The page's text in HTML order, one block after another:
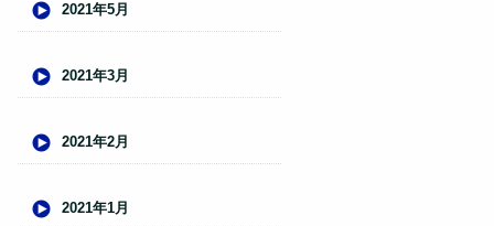
2021年5月
2021年3月
2021年2月
2021年1月